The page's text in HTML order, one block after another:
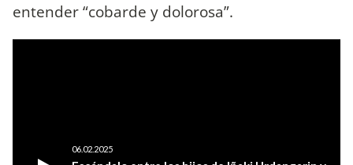
entender “cobarde y dolorosa”.